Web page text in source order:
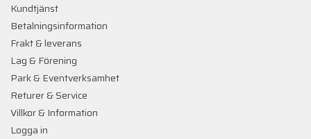
Kundtjänst
Betalningsinformation
Frakt & leverans
Lag & Förening
Park & Eventverksamhet
Returer & Service
Villkor & Information
Logga in